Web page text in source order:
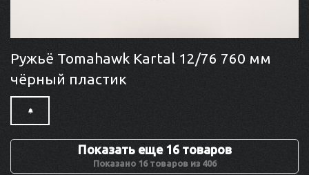
Ружьё Tomahawk Kartal 12/76 760 мм
чёрный пластик
Показать еще 16 товаров
Показано 16 товаров из 406